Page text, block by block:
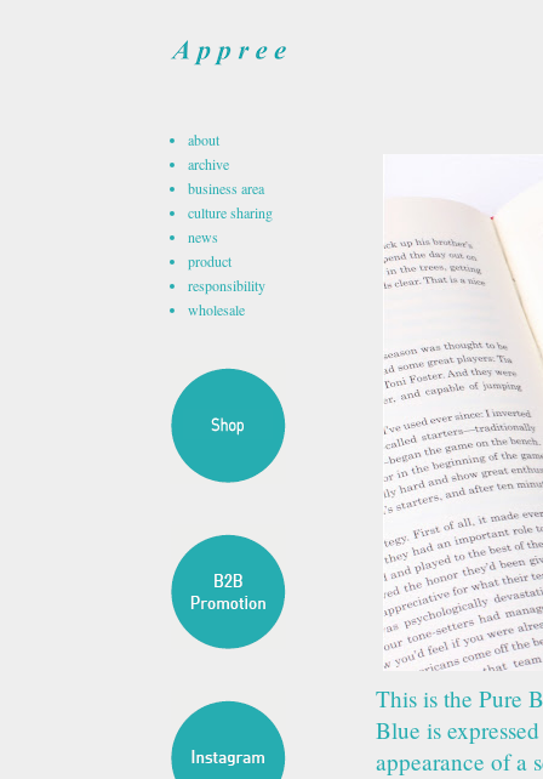
This is the Pure
Blue is
appearance of a
about
archive
business area
culture sharing
news
product
responsibility
wholesale